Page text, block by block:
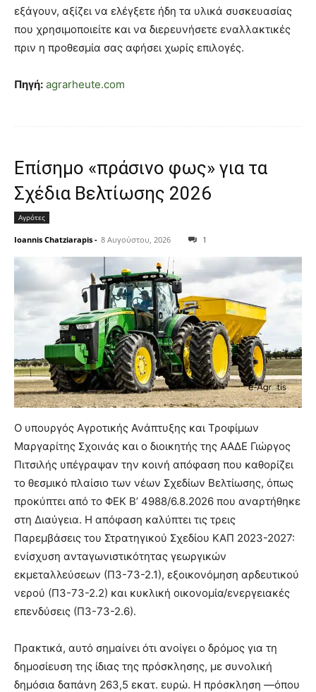
εξάγουν, αξίζει να ελέγξετε ήδη τα υλικά συσκευασίας
που χρησιμοποιείτε και να διερευνήσετε εναλλακτικές
πριν η προθεσμία σας αφήσει χωρίς επιλογές.
Πηγή: agrarheute.com
Επίσημο «πράσινο φως» για τα
Σχέδια Βελτίωσης 2026
Αγρότες
Ioannis Chatziarapis - 8 Αυγούστου, 2026 1
Ο υπουργός Αγροτικής Ανάπτυξης και Τροφίμων
Μαργαρίτης Σχοινάς και ο διοικητής της ΑΑΔΕ Γιώργος
Πιτσιλής υπέγραψαν την κοινή απόφαση που καθορίζει
το θεσμικό πλαίσιο των νέων Σχεδίων Βελτίωσης, όπως
προκύπτει από το ΦΕΚ Β’ 4988/6.8.2026 που αναρτήθηκε
στη Διαύγεια. Η απόφαση καλύπτει τις τρεις
Παρεμβάσεις του Στρατηγικού Σχεδίου ΚΑΠ 2023-2027:
ενίσχυση ανταγωνιστικότητας γεωργικών
εκμεταλλεύσεων (Π3-73-2.1), εξοικονόμηση αρδευτικού
νερού (Π3-73-2.2) και κυκλική οικονομία/ενεργειακές
επενδύσεις (Π3-73-2.6).
Πρακτικά, αυτό σημαίνει ότι ανοίγει ο δρόμος για τη
δημοσίευση της ίδιας της πρόσκλησης, με συνολική
δημόσια δαπάνη 263,5 εκατ. ευρώ. Η πρόσκληση —όπου